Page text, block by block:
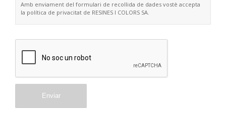
Amb enviament del formulari de recollida de dades vostè accepta
la política de privacitat de RESINES I COLORS SA.